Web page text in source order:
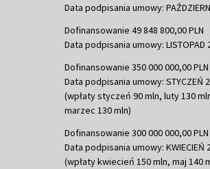
Data podpisania umowy:
Dofinansowanie 49 848 800,00 PLN
Data podpisania umowy: LISTOPAD
Dofinansowanie 350 000 000,00 PLN
Data podpisania umowy: STYCZEŃ
(wpłaty styczeń 90 mln, luty 130
marzec 130 mln)
Dofinansowanie 300 000 000,00 PLN
Data podpisania umowy: KWIECIEŃ
(wpłaty kwiecień 150 mln, maj 140